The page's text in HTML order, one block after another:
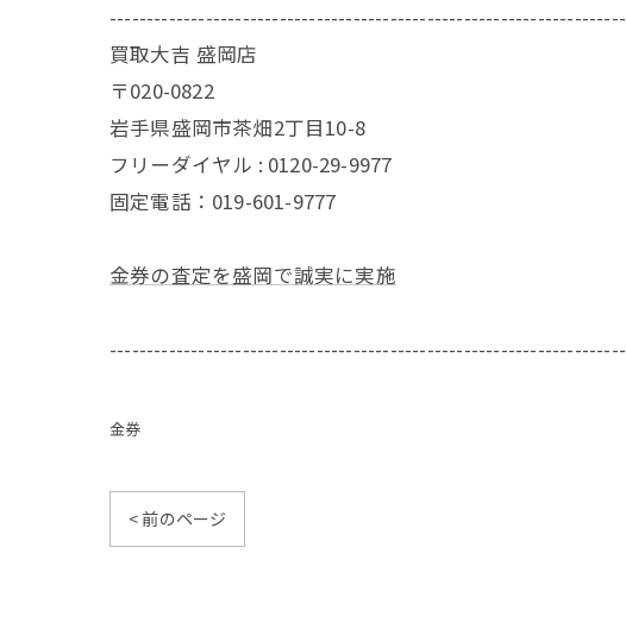
----------------------------------------------------------------------
買取大吉 盛岡店
〒020-0822
岩手県盛岡市茶畑2丁目10-8
フリーダイヤル : 0120-29-9977
固定電話：019-601-9777
金券の査定を盛岡で誠実に実施
----------------------------------------------------------------------
金券
< 前のページ